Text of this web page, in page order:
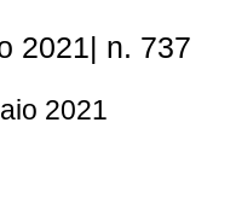
2021| n. 737
2021